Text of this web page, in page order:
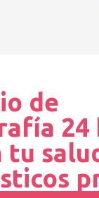
de
24
tu